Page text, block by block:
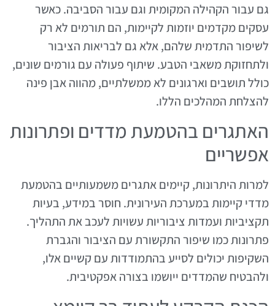
גם עבור הקהילה המקומית וגם עבור הסביבה. כאשר
עסקים מקדמים יוזמות לקיימות, הם תורמים לא רק
לשיפור התדמית שלהם, אלא גם לבריאות הציבור
ולתחזוקת משאבי הטבע. שיתוף פעולה עם גורמים שונים,
כולל תושבים וארגונים לא ממשלתיים, מהווה אבן פינה
להצלחת המהלכים הללו.
האתגרים בהטמעת מדדים ופתרונות
אפשריים
למרות היתרונות, קיימים אתגרים משמעותיים בהטמעת
מדדי קיימות במערכת העירונית. חוסר במידע, בעיות
תקציביות ועמדות ציבוריות עשויות לעכב את התהליך.
פתרונות כמו שיפור התקשורת עם הציבור והגברת
השקיפות יכולים לסייע בהתמודדות עם קשיים אלו,
ולהבטיח שהמדדים ייושמו בצורה אפקטיבית.